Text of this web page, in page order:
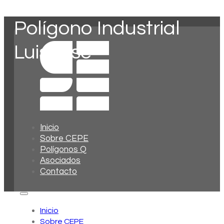
Inicio
Sobre CEPE
Polígonos Q
Asociados
Contacto
Inicio
Sobre CEPE
Polígono Industrial
Luisense